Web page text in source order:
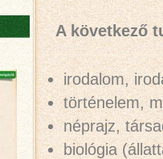
A következő
irodalom,
történelem,
néprajz,
biológia